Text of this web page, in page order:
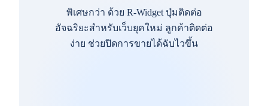
พิเศษกว่า ด้วย R-Widget ปุ่มติดต่อ
อัจฉริยะสำหรับเว็บยุคใหม่ ลูกค้าติดต่อ
ง่าย ช่วยปิดการขายได้ฉับไวขึ้น